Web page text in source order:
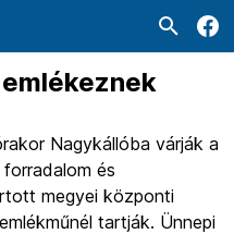
Nagykállóba várják a
és
megyei központi
tartják. Ünnepi